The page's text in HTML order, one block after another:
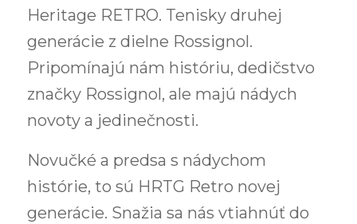
Heritage RETRO. Tenisky druhej
generácie z dielne Rossignol.
Pripomínajú nám históriu, dedičstvo
značky Rossignol, ale majú nádych
novoty a jedinečnosti.
Novučké a predsa s nádychom
histórie, to sú HRTG Retro novej
generácie. Snažia sa nás vtiahnúť do